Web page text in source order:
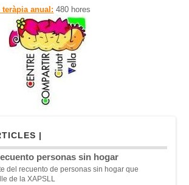
teràpia anual: 480 hores
|
personas sin hogar
del recuento de personas sin hogar que
de la XAPSLL